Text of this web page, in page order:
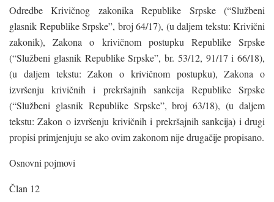
Odredbe Krivičnog zakonika Republike Srpske (“Službeni
glasnik Republike Srpske”, broj 64/17), (u daljem tekstu: Krivični
zakonik), Zakona o krivičnom postupku Republike Srpske
(“Službeni glasnik Republike Srpske”, br. 53/12, 91/17 i 66/18),
(u daljem tekstu: Zakon o krivičnom postupku), Zakona o
izvršenju krivičnih i prekršajnih sankcija Republike Srpske
(“Službeni glasnik Republike Srpske”, broj 63/18), (u daljem
tekstu: Zakon o izvršenju krivičnih i prekršajnih sankcija) i drugi
propisi primjenjuju se ako ovim zakonom nije drugačije propisano.
Osnovni pojmovi
Član 12